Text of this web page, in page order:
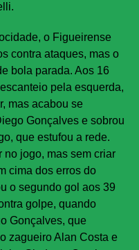
o Figueirense
contra ataques, mas o
bola parada. Aos 16
pela esquerda,
mas acabou se
Gonçalves e sobrou
que estufou a rede.
no jogo, mas sem criar
cima dos erros do
o segundo gol aos 39
golpe, quando
Gonçalves, que
zagueiro Alan Costa e